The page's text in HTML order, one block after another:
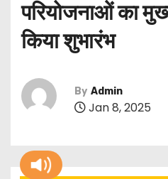
परियोजनाओं का
किया शुभारंभ
By Admin
Jan 8, 2025